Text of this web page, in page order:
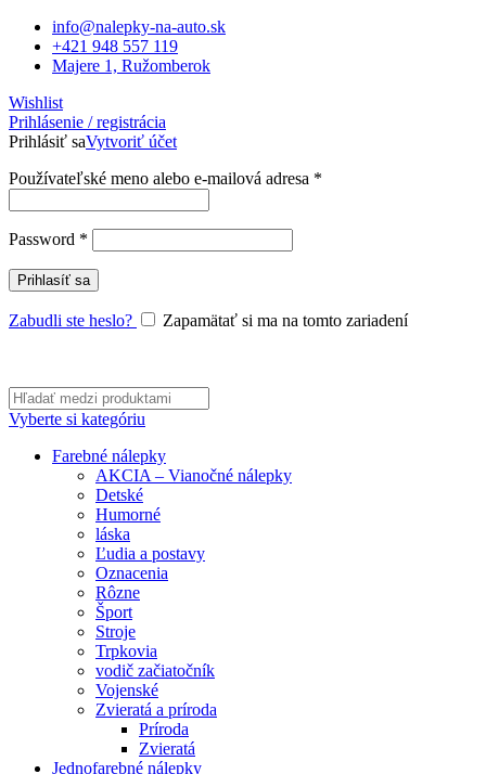
info@nalepky-na-auto.sk
+421 948 557 119
Majere 1, Ružomberok
Wishlist
Prihlásenie / registrácia
Prihlásiť saVytvoriť účet
Používateľské meno alebo e-mailová adresa *
Password *
Prihlasíť sa
Zabudli ste heslo? Zapamätať si ma na tomto zariadení
Vyberte si kategóriu
Farebné nálepky
AKCIA – Vianočné nálepky
Detské
Humorné
láska
Ľudia a postavy
Oznacenia
Rôzne
Šport
Stroje
Trpkovia
vodič začiatočník
Vojenské
Zvieratá a príroda
Príroda
Zvieratá
Jednofarebné nálepky